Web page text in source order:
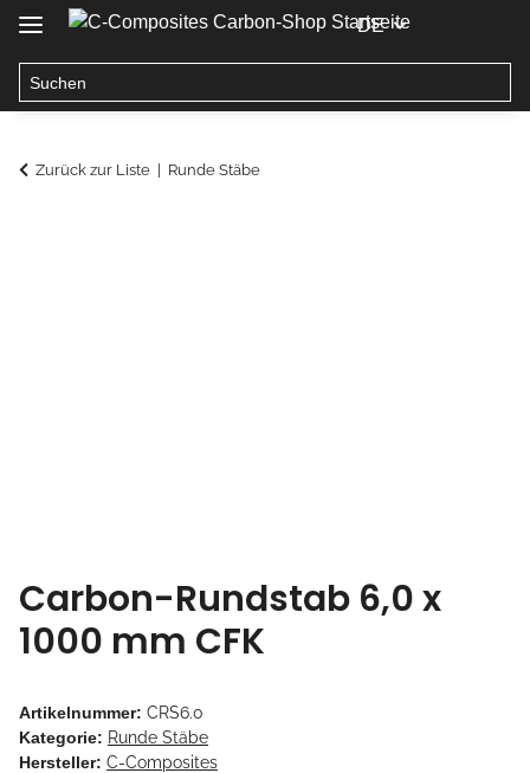
DE
Zurück zur Liste Runde Stäbe
Carbon-Rundstab 6,0 x
1000 mm CFK
Artikelnummer: CRS6.0
Kategorie: Runde Stäbe
Hersteller: C-Composites